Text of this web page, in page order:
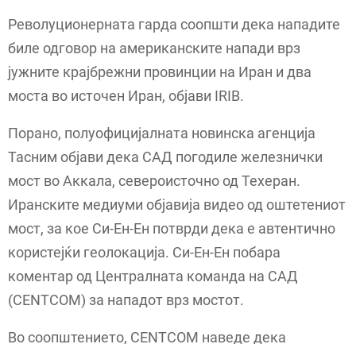
Револуционерната гарда соопшти дека нападите
биле одговор на американските напади врз
јужните крајбрежни провинции на Иран и два
моста во источен Иран, објави IRIB.
Порано, полуофицијалната новинска агенција
Тасним објави дека САД погодиле железнички
мост во Аккала, североисточно од Техеран.
Иранските медиуми објавија видео од оштетениот
мост, за кое Си-Ен-Ен потврди дека е автентично
користејќи геолокација. Си-Ен-Ен побара
коментар од Централната команда на САД
(CENTCOM) за нападот врз мостот.
Во соопштението, CENTCOM наведе дека